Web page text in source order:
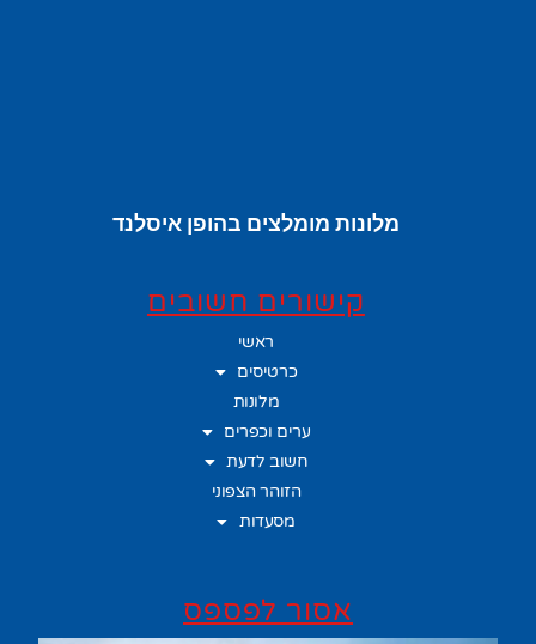
מלונות מומלצים בהופן איסלנד
קישורים חשובים
ראשי
כרטיסים
מלונות
ערים וכפרים
חשוב לדעת
הזוהר הצפוני
מסעדות
אסור לפספס